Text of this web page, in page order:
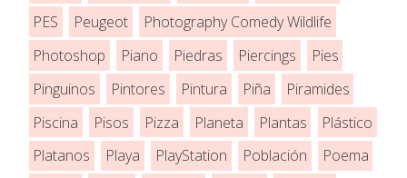
PES
Peugeot
Photography Comedy Wildlife
Photoshop
Piano Piedras Piercings
Pies
Pinguinos
Pintores Pintura Piña
Piramides
Piscina
Pisos Pizza Planeta Plantas
Plástico
Platanos
Playa PlayStation Población
Poema